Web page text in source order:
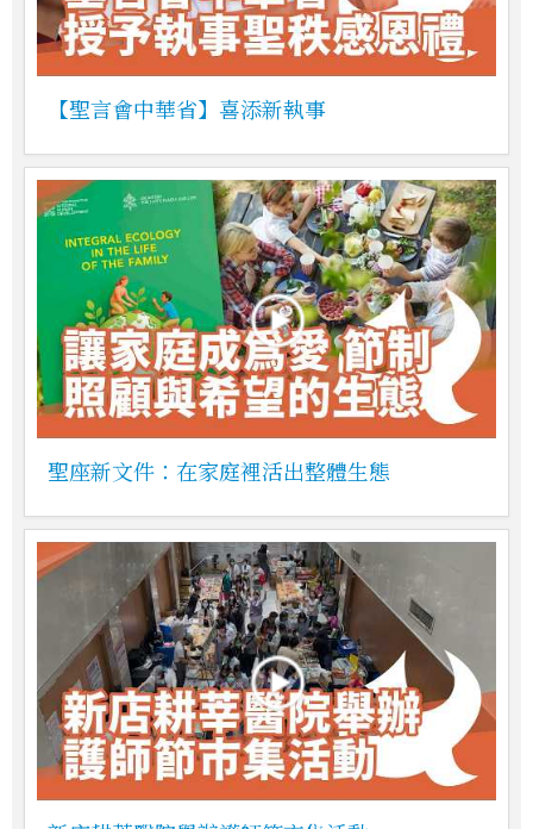
【聖言會中華省】喜添新執事
聖座新文件：在家庭裡活出整體生態